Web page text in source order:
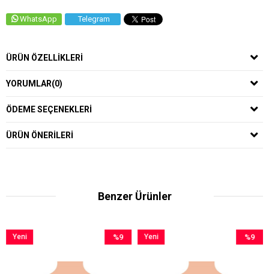
WhatsApp Telegram
ÜRÜN ÖZELLIKLERI
YORUMLAR(0)
ÖDEME SEÇENEKLERI
ÜRÜN ÖNERILERI
Benzer Ürünler